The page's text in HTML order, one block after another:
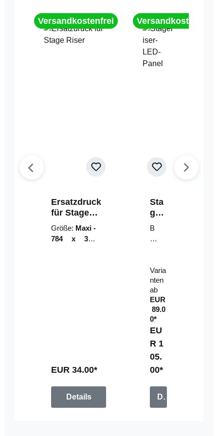
Versandkostenfrei
Ersatzdruck
für Stage
Riser
Größe: Maxi -
784 x 314
EUR 34.00*
Details
Versandkostenfrei
Sta
geri
ser-
LE
D-
el
B
un
mi
t
Fe
rn
be
di
en
u
n
g
Varia
nten
ab
EUR
89.0
0*
EU
R 1
05.
00*
Details